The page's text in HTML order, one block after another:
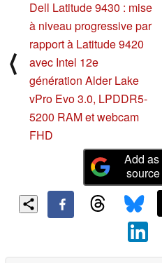
⟨
Dell Latitude 9430 : mise
à niveau progressive par
rapport à Latitude 9420
avec Intel 12e
génération Alder Lake
vPro Evo 3.0, LPDDR5-
5200 RAM et webcam
FHD
Add as